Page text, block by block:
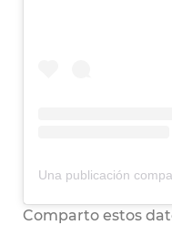
Comparto estos